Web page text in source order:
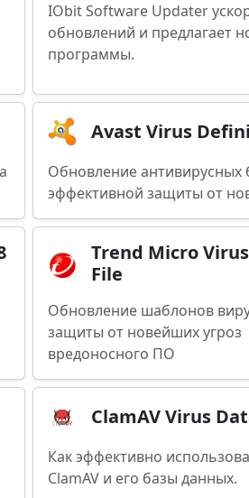
IObit Software Updater
обновлений и предлагает
программы.
Avast Virus
Обновление антивирусных
эффективной защиты от
Trend Micro
File
Обновление шаблонов
защиты от новейших угроз
вредоносного ПО
ClamAV Virus
Как эффективно
ClamAV и его базы данных.